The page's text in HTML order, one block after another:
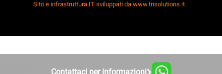
Sito e infrastruttura IT sviluppati da www.tnsolutions.it
Contattaci per informazioni